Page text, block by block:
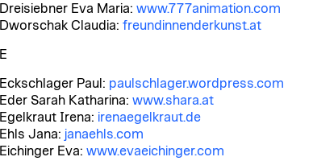
Dreisiebner Eva Maria: www.777animation.com
Dworschak Claudia: freundinnenderkunst.at
E
Eckschlager Paul: paulschlager.wordpress.com
Eder Sarah Katharina: www.shara.at
Egelkraut Irena: irenaegelkraut.de
Ehls Jana: janaehls.com
Eichinger Eva: www.evaeichinger.com